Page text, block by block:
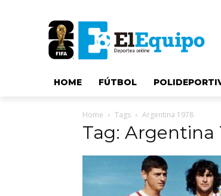
HOME FÚTBOL
Home Tags Argentina 1978
Tag: Argentina